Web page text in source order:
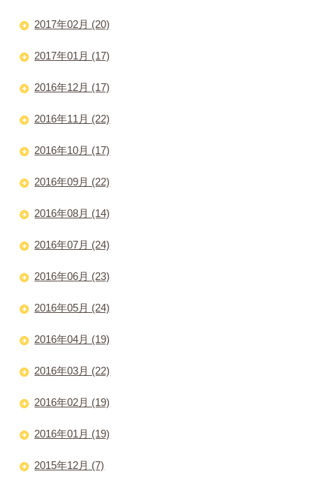
2017年02月 (20)
2017年01月 (17)
2016年12月 (17)
2016年11月 (22)
2016年10月 (17)
2016年09月 (22)
2016年08月 (14)
2016年07月 (24)
2016年06月 (23)
2016年05月 (24)
2016年04月 (19)
2016年03月 (22)
2016年02月 (19)
2016年01月 (19)
2015年12月 (7)